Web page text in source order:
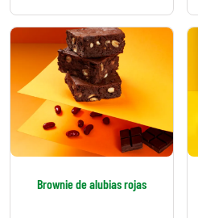
Brownie de alubias rojas